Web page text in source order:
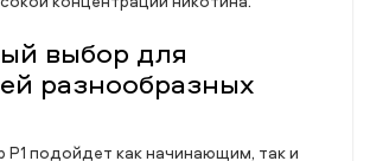
выбор для
разнообразных
P1 подойдет как начинающим, так и